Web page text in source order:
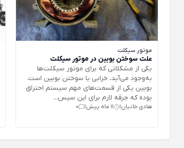
موتور سیکلت
علت سوختن بوبین در موتور سیکلت
یکی از مشکلاتی که برای موتور سیکلت‌ها
به‌وجود می‌آید، خرابی یا سوختن بوبین است.
بوبین یکی از قسمت‌های مهم سیستم احتراق
بوده که جرقه لازم برای این سیس...
هادی خانیان| 11 ماه پیش |
0